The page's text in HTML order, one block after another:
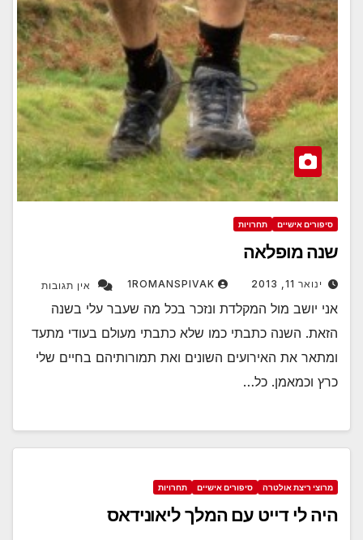
סיפורים אישיים תחרויות
שנה מופלאה
ינואר 11, 2013 1ROMANSPIVAK אין תגובות
אני יושב מול המקלדת ונזכר בכל מה שעבר עלי בשנה
הזאת. השנה כתבתי כמו שלא כתבתי מעולם בעודי מתעד
ומתאר את האירועים השונים ואת תמורותיהם בחיים שלי
כרץ וכמאמן. כל…
מרוצי ריצת אולטרה סיפורים אישיים תחרויות
היה לי דייט עם המלך ליאונידאס